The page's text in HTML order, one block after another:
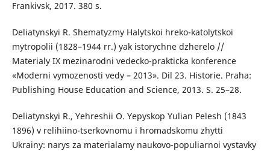
Frankivsk, 2017. 380 s.
Deliatynskyi R. Shematyzmy Halytskoi hreko-katolytskoi
mytropolii (1828–1944 rr.) yak istorychne dzherelo //
Materialy IX mezinarodni vedecko-prakticka konference
«Moderni vymozenosti vedy – 2013». Dil 23. Historie. Praha:
Publishing House Education and Science, 2013. S. 25–28.
Deliatynskyi R., Yehreshii O. Yepyskop Yulian Pelesh (1843
1896) v relihiino-tserkovnomu i hromadskomu zhytti
Ukrainy: narys za materialamy naukovo-populiarnoi vystavky